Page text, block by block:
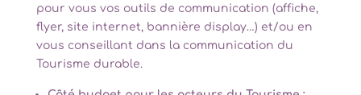
pour vous vos outils de communication (affiche,
flyer, site internet, bannière display…) et/ou en
vous conseillant dans la communication du
Tourisme durable.